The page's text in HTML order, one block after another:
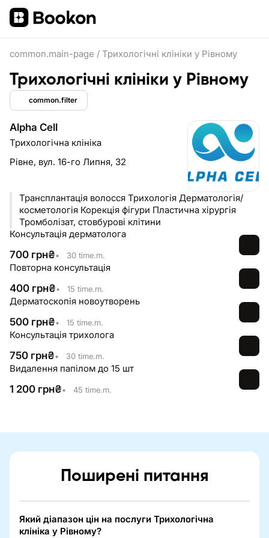
common.main-page / Трихологічні клініки у Рівному
Трихологічні клініки у Рівному
common.filter
Alpha Cell
Трихологічна клініка
Рівне, вул. 16-го Липня, 32
Трансплантація волосся Трихологія Дерматологія/
косметологія Корекція фігури Пластична хірургія
Тромболізат, стовбурові клітини
Консультація дерматолога
700 грн₴• 30 time.m.
Повторна консультація
400 грн₴• 15 time.m.
Дерматоскопія новоутворень
500 грн₴• 15 time.m.
Консультація трихолога
750 грн₴• 30 time.m.
Видалення папілом до 15 шт
1 200 грн₴• 45 time.m.
Поширені питання
Який діапазон цін на послуги Трихологічна
клініка у Рівному?